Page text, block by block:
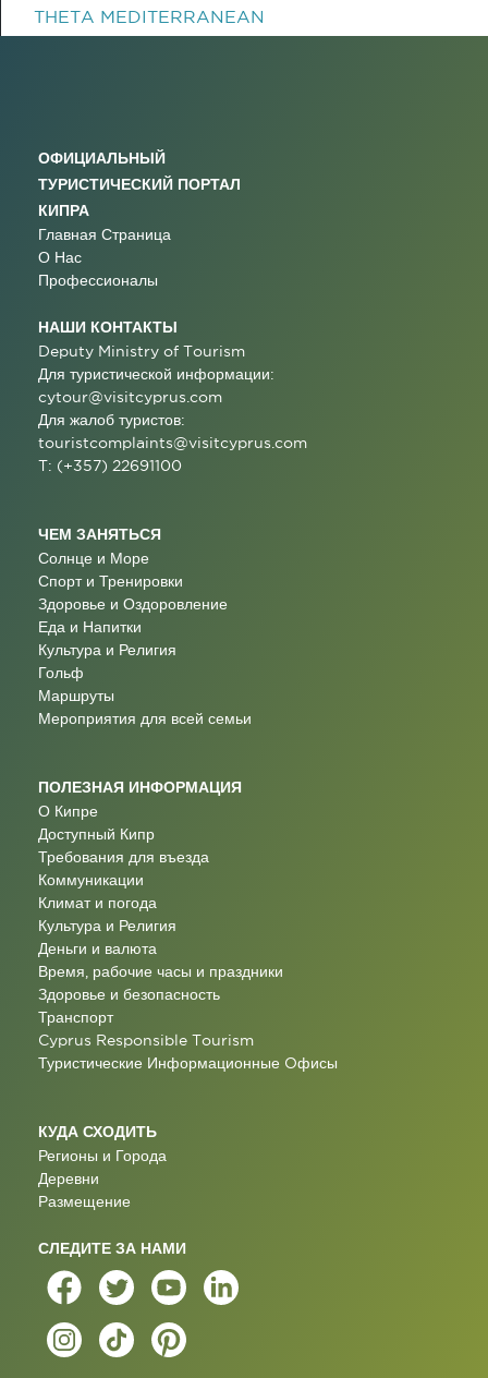
THETA MEDITERRANEAN
ОФИЦИАЛЬНЫЙ
ТУРИСТИЧЕСКИЙ ПОРТАЛ
КИПРА
Главная Страница
О Нас
Профессионалы
НАШИ КОНТАКТЫ
Deputy Ministry of Tourism
Для туристической информации:
cytour@visitcyprus.com
Для жалоб туристов:
touristcomplaints@visitcyprus.com
T: (+357) 22691100
ЧЕМ ЗАНЯТЬСЯ
Солнце и Море
Спорт и Тренировки
Здоровье и Оздоровление
Еда и Напитки
Культура и Религия
Гольф
Маршруты
Мероприятия для всей семьи
ПОЛЕЗНАЯ ИНФОРМАЦИЯ
О Кипре
Доступный Кипр
Требования для въезда
Коммуникации
Климат и погода
Культура и Религия
Деньги и валюта
Время, рабочие часы и праздники
Здоровье и безопасность
Транспорт
Cyprus Responsible Tourism
Туристические Информационные Oфисы
КУДА СХОДИТЬ
Регионы и Города
Деревни
Размещение
СЛЕДИТЕ ЗА НАМИ